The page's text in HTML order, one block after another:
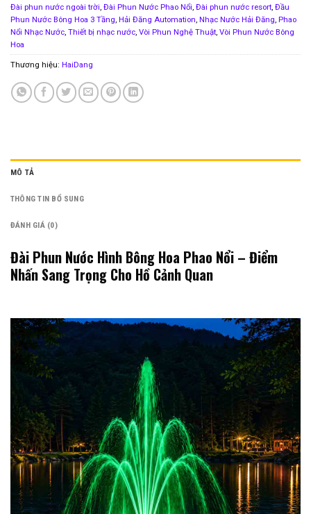
Đài phun nước ngoài trời, Đài Phun Nước Phao Nổi, Đài phun nước resort, Đầu
Phun Nước Bông Hoa 3 Tầng, Hải Đăng Automation, Nhạc Nước Hải Đăng, Phao
Nổi Nhạc Nước, Thiết bị nhạc nước, Vòi Phun Nghệ Thuật, Vòi Phun Nước Bông
Hoa
Thương hiệu: HaiDang
MÔ TẢ
THÔNG TIN BỔ SUNG
ĐÁNH GIÁ (0)
Đài Phun Nước Hình Bông Hoa Phao Nổi – Điểm
Nhấn Sang Trọng Cho Hồ Cảnh Quan